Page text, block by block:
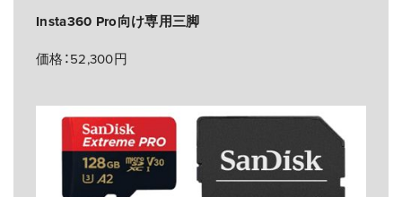
Insta360 Pro向け専用三脚
価格：52,300円